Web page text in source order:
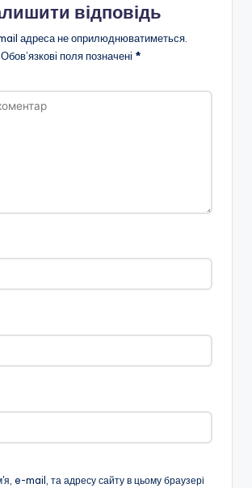
відповідь
адреса не оприлюднюватиметься.
Обов’язкові поля позначені *
e-mail, та адресу сайту в цьому браузері